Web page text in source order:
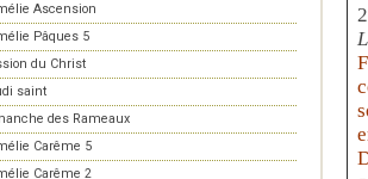
Ascension
Pâques 5
du Christ
saint
des Rameaux
Carême 5
Carême 2